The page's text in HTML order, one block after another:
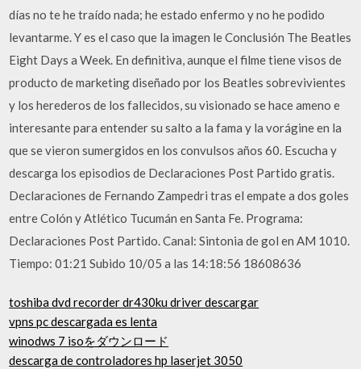
días no te he traído nada; he estado enfermo y no he podido
levantarme. Y es el caso que la imagen le Conclusión The Beatles
Eight Days a Week. En definitiva, aunque el filme tiene visos de
producto de marketing diseñado por los Beatles sobrevivientes
y los herederos de los fallecidos, su visionado se hace ameno e
interesante para entender su salto a la fama y la vorágine en la
que se vieron sumergidos en los convulsos años 60. Escucha y
descarga los episodios de Declaraciones Post Partido gratis.
Declaraciones de Fernando Zampedri tras el empate a dos goles
entre Colón y Atlético Tucumán en Santa Fe. Programa:
Declaraciones Post Partido. Canal: Sintonia de gol en AM 1010.
Tiempo: 01:21 Subido 10/05 a las 14:18:56 18608636
toshiba dvd recorder dr430ku driver descargar
vpns pc descargada es lenta
winodws 7 isoをダウンロード
descarga de controladores hp laserjet 3050